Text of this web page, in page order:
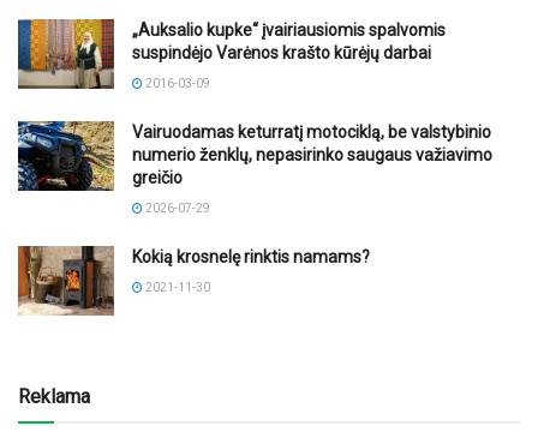
„Auksalio kupke“ įvairiausiomis spalvomis
suspindėjo Varėnos krašto kūrėjų darbai
2016-03-09
Vairuodamas keturratį motociklą, be valstybinio
numerio ženklų, nepasirinko saugaus važiavimo
greičio
2026-07-29
Kokią krosnelę rinktis namams?
2021-11-30
Reklama